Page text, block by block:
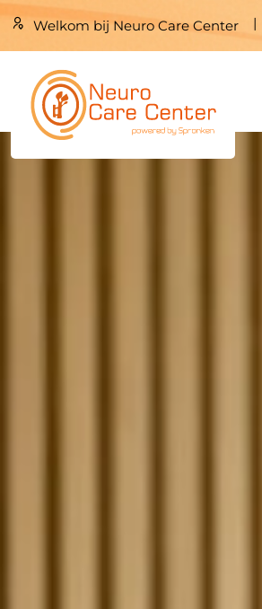
Welkom bij Neuro Care Center